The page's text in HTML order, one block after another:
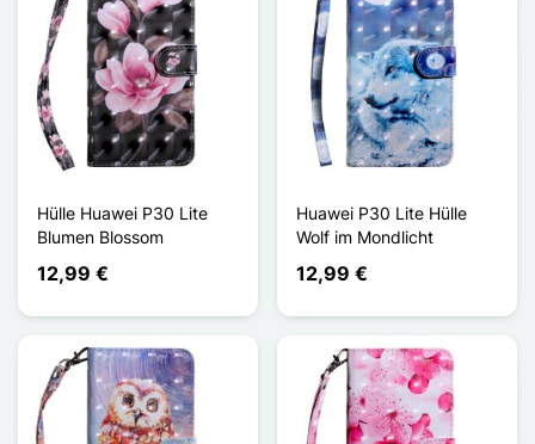
Hülle Huawei P30 Lite
Blumen Blossom
12,99 €
Huawei P30 Lite Hülle
Wolf im Mondlicht
12,99 €